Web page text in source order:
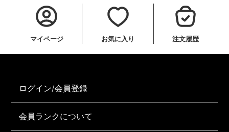
マイページ お気に入り 注文履歴
ログイン/会員登録
会員ランクについて